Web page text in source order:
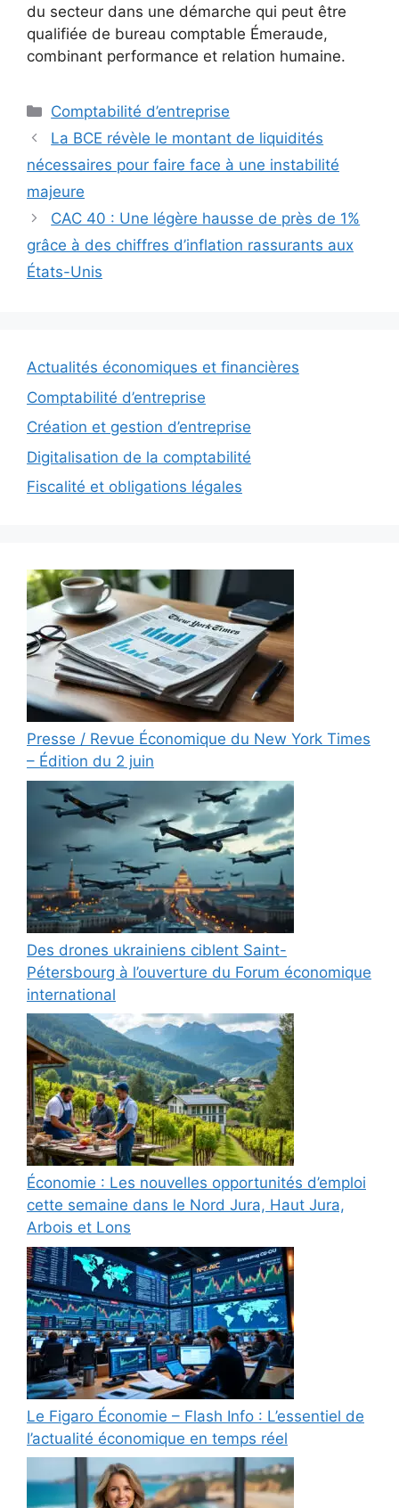
du secteur dans une démarche qui peut être
qualifiée de bureau comptable Émeraude,
combinant performance et relation humaine.
Catégories
Comptabilité d’entreprise
La BCE révèle le montant de liquidités
nécessaires pour faire face à une instabilité
majeure
CAC 40 : Une légère hausse de près de 1%
grâce à des chiffres d’inflation rassurants aux
États-Unis
Actualités économiques et financières
Comptabilité d’entreprise
Création et gestion d’entreprise
Digitalisation de la comptabilité
Fiscalité et obligations légales
Presse / Revue Économique du New York Times
– Édition du 2 juin
Des drones ukrainiens ciblent Saint-
Pétersbourg à l’ouverture du Forum économique
international
Économie : Les nouvelles opportunités d’emploi
cette semaine dans le Nord Jura, Haut Jura,
Arbois et Lons
Le Figaro Économie – Flash Info : L’essentiel de
l’actualité économique en temps réel